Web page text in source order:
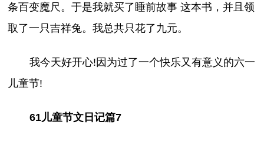
条百变魔尺。于是我就买了睡前故事 这本书，并且领
取了一只吉祥兔。我总共只花了九元。
我今天好开心!因为过了一个快乐又有意义的六一
儿童节!
61儿童节文日记篇7